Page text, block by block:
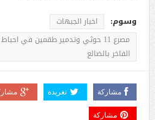
وسوم:
اخبار الجبهات
مصرع 11 حوثي وتدمير طقمين في
الفاخر بالضالع
مشاركة تغريدة
مشاركة